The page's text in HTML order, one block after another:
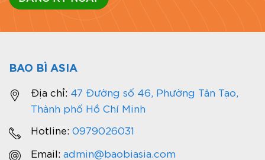
BAO BÌ ASIA
Địa chỉ: 47 Đường số 46, Phường Tân Tạo,
Thành phố Hồ Chí Minh
Hotline: 0979026031
Email: admin@baobiasia.com